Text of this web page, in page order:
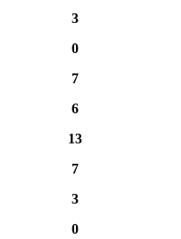
3
0
7
6
13
7
3
0